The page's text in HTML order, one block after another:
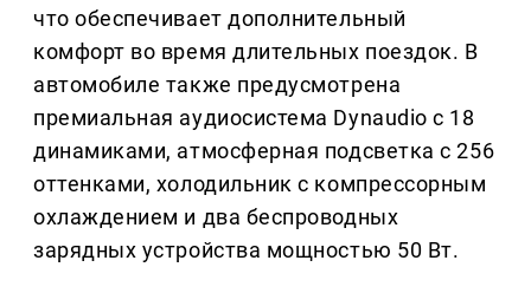
что обеспечивает дополнительный
комфорт во время длительных поездок. В
автомобиле также предусмотрена
премиальная аудиосистема Dynaudio с 18
динамиками, атмосферная подсветка с 256
оттенками, холодильник с компрессорным
охлаждением и два беспроводных
зарядных устройства мощностью 50 Вт.